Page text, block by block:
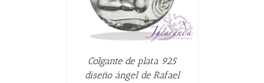
Colgante de plata 925
diseño ángel de Rafael